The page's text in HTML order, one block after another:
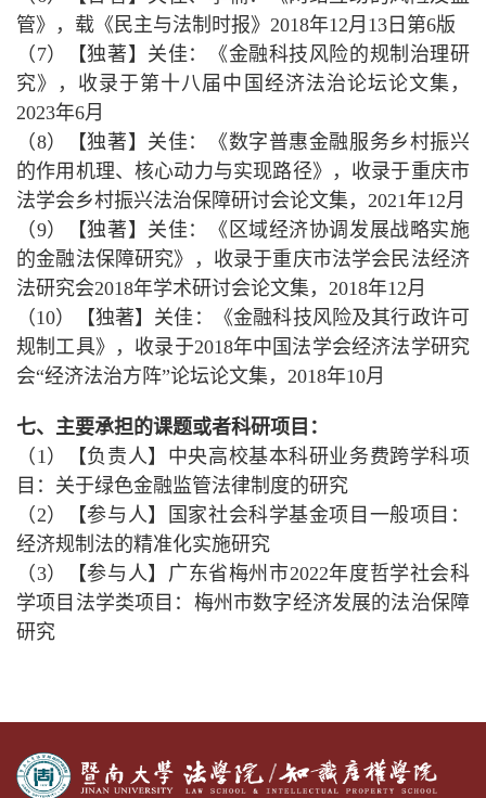
管》，载《民主与法制时报》2018年12月13日第6版
（7）【独著】关佳：《金融科技风险的规制治理研
究》，收录于第十八届中国经济法治论坛论文集，
2023年6月
（8）【独著】关佳：《数字普惠金融服务乡村振兴
的作用机理、核心动力与实现路径》，收录于重庆市
法学会乡村振兴法治保障研讨会论文集，2021年12月
（9）【独著】关佳：《区域经济协调发展战略实施
的金融法保障研究》，收录于重庆市法学会民法经济
法研究会2018年学术研讨会论文集，2018年12月
（10）【独著】关佳：《金融科技风险及其行政许可
规制工具》，收录于2018年中国法学会经济法学研究
会“经济法治方阵”论坛论文集，2018年10月
七、主要承担的课题或者科研项目：
（1）【负责人】中央高校基本科研业务费跨学科项
目：关于绿色金融监管法律制度的研究
（2）【参与人】国家社会科学基金项目一般项目：
经济规制法的精准化实施研究
（3）【参与人】广东省梅州市2022年度哲学社会科
学项目法学类项目：梅州市数字经济发展的法治保障
研究